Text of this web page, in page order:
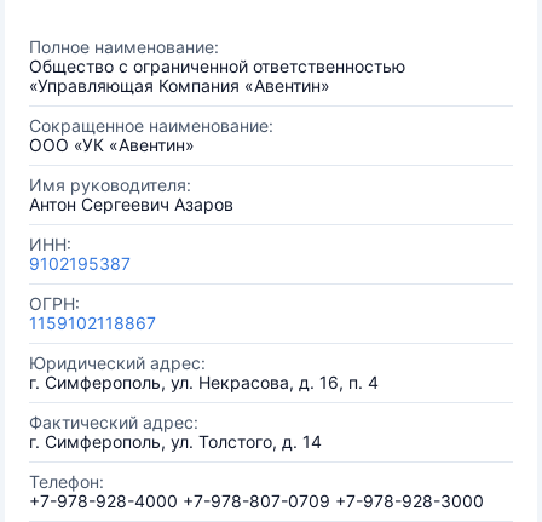
Полное наименование:
Общество с ограниченной ответственностью
«Управляющая Компания «Авентин»
Сокращенное наименование:
ООО «УК «Авентин»
Имя руководителя:
Антон Сергеевич Азаров
ИНН:
9102195387
ОГРН:
1159102118867
Юридический адрес:
г. Симферополь, ул. Некрасова, д. 16, п. 4
Фактический адрес:
г. Симферополь, ул. Толстого, д. 14
Телефон:
+7-978-928-4000 +7-978-807-0709 +7-978-928-3000